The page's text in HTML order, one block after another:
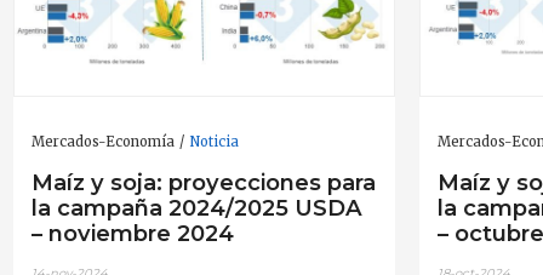
Mercados-Economía Noticia
Maíz y soja: proyecciones para
la campaña 2024/2025 USDA
– noviembre 2024
Mercados-
Maíz y
la
–